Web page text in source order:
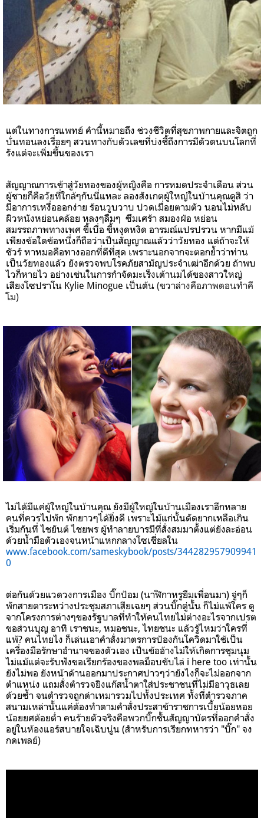
แต่ในทางการแพทย์ คำนี้หมายถึง ช่วงชีวิตที่สุขภาพกายและจิตถูก
บั่นทอนลงเรื่อยๆ สวนทางกับตัวเลขที่บ่งชี้ถึงการมีตัวตนบนโลกที่
รังแต่จะเพิ่มขึ้นของเรา
สัญญาณการเข้าสู่วัยทองของผู้หญิงคือ การหมดประจำเดือน ส่วน
ผู้ชายก็คือวัยที่ใกล้ๆกันนี่แหละ ลองสังเกตผู้ใหญ่ในบ้านคุณดูสิ ว่า
มีอาการเหงื่อออกง่าย ร้อนวูบวาบ ปวดเมื่อยตามตัว นอนไม่หลับ
ผิวหนังหย่อนคล้อย หลงๆลืมๆ ซึมเศร้า สมองฝ่อ หย่อน
สมรรถภาพทางเพศ ขี้เบื่อ ขี้หงุดหงิด อารมณ์แปรปรวน หากมีแม้
เพียงข้อใดข้อหนึ่งก็ถือว่าเป็นสัญญาณแล้วว่าวัยทอง แต่ถ้าจะให้
ชัวร์ หาหมอคือทางออกที่ดีที่สุด เพราะนอกจากจะตอกย้ำว่าท่าน
เป็นวัยทองแล้ว ยังตรวจพบโรคภัยสามัญประจำเฒ่าอีกด้วย ถ้าพบ
ไวก็หายไว อย่างเช่นในการกำจัดมะเร็งเต้านมได้ของสาวใหญ่
เสียงโซปราโน Kylie Minogue เป็นต้น (ขวาล่างคือภาพตอนทำคี
โม)
ไม่ได้มีแค่ผู้ใหญ่ในบ้านคุณ ยังมีผู้ใหญ่ในบ้านเมืองเราอีกหลาย
คนที่ควรไปพัก พักยาวๆได้ยิ่งดี เพราะไม้แก่นั้นดัดยากเหลือเกิน
เริ่มกันที่ ไชยันต์ ไชยพร ผู้ทำลายบารมีที่สั่งสมมาตั้งแต่ยังละอ่อน
ด้วยน้ำมือตัวเองจนหน้าแหกกลางโซเชี่ยลใน
www.facebook.com/sameskybook/posts/344282957909941
0
ต่อกันด้วยแวดวงการเมือง บิ๊กป้อม (นาฬิกาหรูยืมเพื่อนมา) จู่ๆก็
พักสายตาระหว่างประชุมสภาเสียเฉยๆ ส่วนบิ๊กตู่นั้น ก็ไม่แพ้ใคร ดู
จากโครงการต่างๆของรัฐบาลที่ทำให้คนไทยไม่ต่างอะไรจากเปรต
ขอส่วนบุญ อาทิ เราชนะ, หมอชนะ, ไทยชนะ แล้วรู้ไหมว่าใครที่
แพ้? คนไทยไง ก็เล่นเอาคำสั่งมาตรการป้องกันโควิดมาใช้เป็น
เครื่องมือรักษาอำนาจของตัวเอง เป็นข้ออ้างไม่ให้เกิดการชุมนุม
ไม่แม้แต่จะรับฟังขอเรียกร้องของพลม็อบขับไล่ i here too เท่านั้น
ยังไม่พอ ยังหน้าด้านออกมาประกาศปาวๆว่ายังไงก็จะไม่ออกจาก
ตำแหน่ง แถมสั่งตำรวจยิงแก๊สน้ำตาใส่ประชาชนที่ไม่มีอาวุธเลย
ด้วยซ้ำ จนตำรวจถูกด่าเหมารวมไปทั้งประเทศ ทั้งที่ตำรวจภาค
สนามเหล่านั้นแค่ต้องทำตามคำสั่งประสาข้าราชการเบี้ยน้อยหอย
น้อยยศต้อยต่ำ คนร้ายตัวจริงคือพวกบิ๊กชั้นสัญญาบัตรที่ออกคำสั่ง
อยู่ในห้องแอร์สบายใจเฉิบนู่น (สำหรับการเรียกทหารว่า "บิ๊ก" จง
กดเพลย์)